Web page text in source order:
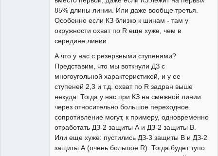
85% длины линии. Или даже вообще третья.
Особенно если КЗ близко к шинам - там у
окружности охват по R еще хуже, чем в
середине линии.
А что у нас с резервными ступенями?
Представим, что мы воткнули ДЗ с
многоугольной характеристикой, и у ее
ступеней 2,3 и т.д. охват по R задран выше
некуда. Тогда у нас при КЗ на смежной линии
через относительно большое переходное
сопротивление могут, к примеру, одновременно
отработать ДЗ-2 защиты А и ДЗ-2 защиты В.
Или еще хуже: пустились ДЗ-3 защиты В и ДЗ-2
защиты А (очень большое R). Тогда будет тупо